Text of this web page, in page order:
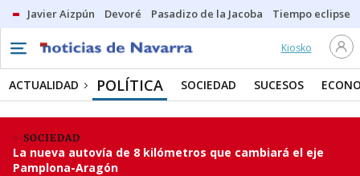
Javier Aizpún Devoré Pasadizo de la Jacoba Tiempo eclipse
Kiosko
ACTUALIDAD POLÍTICA SOCIEDAD SUCESOS
SOCIEDAD
La nueva autovía de 8 kilómetros que cambiará el eje
Pamplona-Aragón